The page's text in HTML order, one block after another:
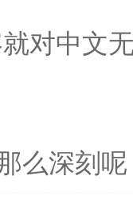
对中文
么深刻